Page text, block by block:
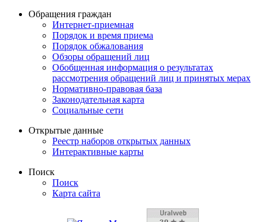
Обращения граждан
Интернет-приемная
Порядок и время приема
Порядок обжалования
Обзоры обращений лиц
Обобщенная информация о результатах
рассмотрения обращений лиц и принятых мерах
Нормативно-правовая база
Законодательная карта
Социальные сети
Открытые данные
Реестр наборов открытых данных
Интерактивные карты
Поиск
Поиск
Карта сайта